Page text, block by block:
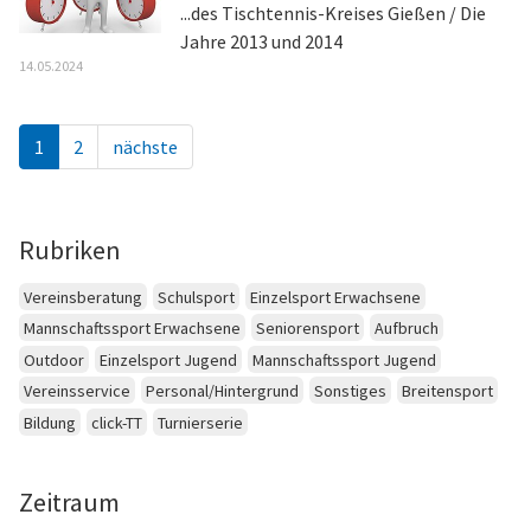
...des Tischtennis-Kreises Gießen / Die
Jahre 2013 und 2014
14.05.2024
1 2 nächste
Rubriken
Vereinsberatung Schulsport
Einzelsport Erwachsene
Mannschaftssport Erwachsene
Seniorensport
Aufbruch
Outdoor
Einzelsport Jugend
Mannschaftssport Jugend
Vereinsservice
Personal/Hintergrund Sonstiges
Breitensport
Bildung
click-TT Turnierserie
Zeitraum